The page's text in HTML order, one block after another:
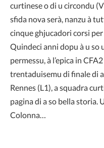
curtinese o di u circondu
sfida nova serà, nanzu à
cinque ghjucadori corsi
Quindeci anni dopu à u so
permessu, à l’epica in
trentaduisemu di finale di
Rennes (L1), a squadra
pagina di a so bella storia.
Colonna…